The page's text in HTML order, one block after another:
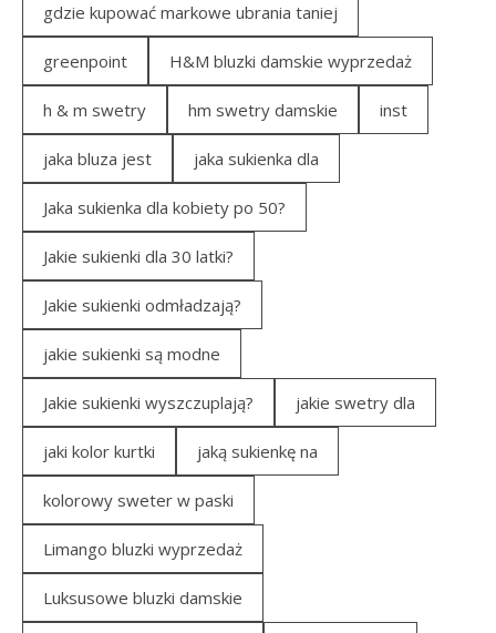
gdzie kupować markowe ubrania taniej
greenpoint H&M bluzki damskie wyprzedaż
h & m swetry hm swetry damskie inst
jaka bluza jest jaka sukienka dla
Jaka sukienka dla kobiety po 50?
Jakie sukienki dla 30 latki?
Jakie sukienki odmładzają?
jakie sukienki są modne
Jakie sukienki wyszczuplają? jakie swetry dla
jaki kolor kurtki jaką sukienkę na
kolorowy sweter w paski
Limango bluzki wyprzedaż
Luksusowe bluzki damskie